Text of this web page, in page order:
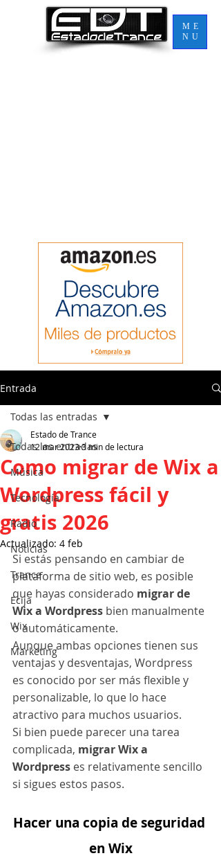
ME
NU
Entrada
Todas las entradas
Música
Tecnología
Radio
Noticias
Trance
Ecija
Wix
Marketing
Todas las entradas
Como migrar de Wix a
Wordpress fácil y
gratis 2026
Estado de Trance
12 mar 20233 min de lectura
Actualizado: 4 feb
Si estás pensando en cambiar de
plataforma de sitio web, es posible
que hayas considerado migrar de
Wix a Wordpress bien manualmente
o automáticamente.
Aunque ambas opciones tienen sus
ventajas y desventajas, Wordpress
es conocido por ser más flexible y
personalizable, lo que lo hace
atractivo para muchos usuarios.
Si bien puede parecer una tarea
complicada, migrar Wix a
Wordpress es relativamente sencillo
si sigues estos pasos.
Hacer una copia de seguridad
en Wix